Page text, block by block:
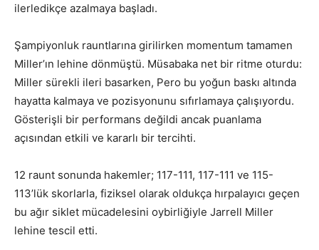
ilerledikçe azalmaya başladı.
Şampiyonluk rauntlarına girilirken momentum tamamen
Miller’ın lehine dönmüştü. Müsabaka net bir ritme oturdu:
Miller sürekli ileri basarken, Pero bu yoğun baskı altında
hayatta kalmaya ve pozisyonunu sıfırlamaya çalışıyordu.
Gösterişli bir performans değildi ancak puanlama
açısından etkili ve kararlı bir tercihti.
12 raunt sonunda hakemler; 117-111, 117-111 ve 115-
113’lük skorlarla, fiziksel olarak oldukça hırpalayıcı geçen
bu ağır siklet mücadelesini oybirliğiyle Jarrell Miller
lehine tescil etti.